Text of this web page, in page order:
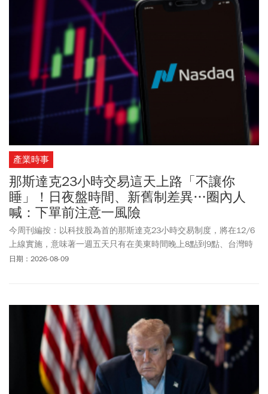
產業時事
那斯達克23小時交易這天上路「不讓你
睡」！日夜盤時間、新舊制差異…圈內人
喊：下單前注意一風險
今周刊編按：以科技股為首的那斯達克23小時交易制度，將在12/6
上線實施，意味著一週五天只有在美東時間晚上8點到9點、台灣時
間上午8點到9點，休市1小時系統維護，其他時間都開放下單，美股
間21:00點至週五晚間20:00。對於美股將全面開啟夜盤交易，市場
人士提醒，凌晨時段買賣價差可能拉開，散戶下單應注意滑點風
險。此外，台灣目前有 37 家辦理美股複委託的券商，主管機關已提
前通告券商進行系統升級，未來台灣券商需重構交易與風控系統，
以因應全天候接單的國際新局。
日期：2026-08-09